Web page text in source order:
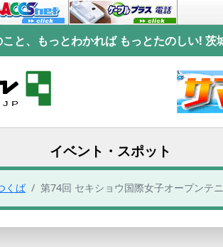
と、もっとわかれば もっとたのしい!
イベント・スポット
くば 第74回 セキショウ国際女子オープンテ